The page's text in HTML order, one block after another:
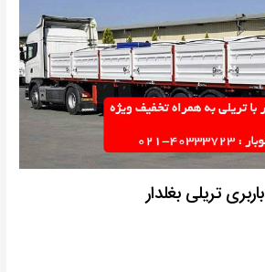
باربری تریلی بغلدار